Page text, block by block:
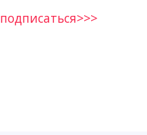
подписаться>>>